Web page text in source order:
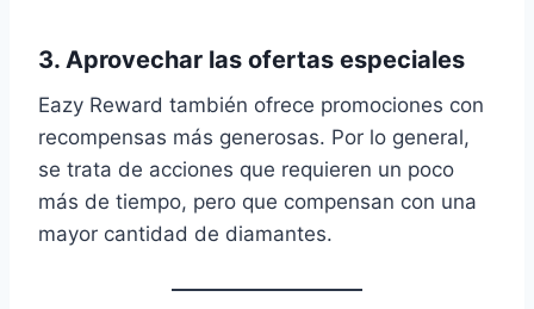
3. Aprovechar las ofertas especiales
Eazy Reward también ofrece promociones con
recompensas más generosas. Por lo general,
se trata de acciones que requieren un poco
más de tiempo, pero que compensan con una
mayor cantidad de diamantes.